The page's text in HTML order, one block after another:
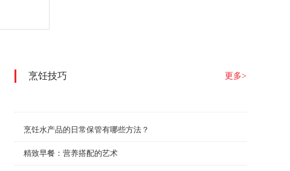
烹饪技巧 更多>
烹饪水产品的日常保管有哪些方法？
精致早餐：营养搭配的艺术